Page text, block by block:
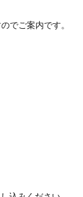
でご案内です。